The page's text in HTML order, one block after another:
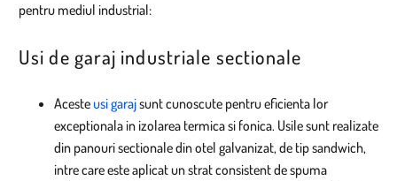
pentru mediul industrial:
Usi de garaj industriale sectionale
Acesteusi garajsunt cunoscute pentru eficienta lor
exceptionala in izolarea termica si fonica. Usile sunt realizate
din panouri sectionale din otel galvanizat, de tip sandwich,
intre care este aplicat un strat consistent de spuma